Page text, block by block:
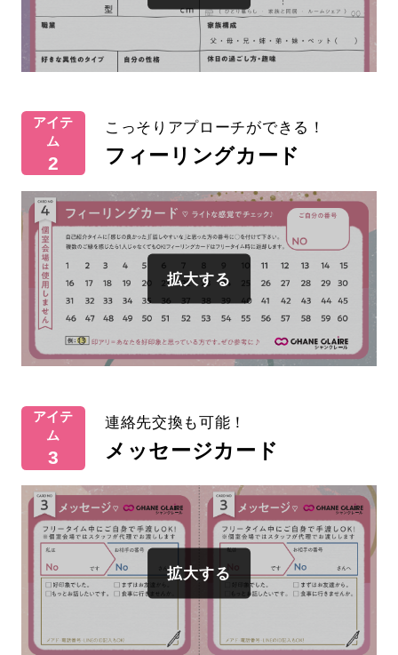
アイテ
ム
2
こっそりアプローチができる！
フィーリングカード
アイテ
ム
3
連絡先交換も可能！
メッセージカード